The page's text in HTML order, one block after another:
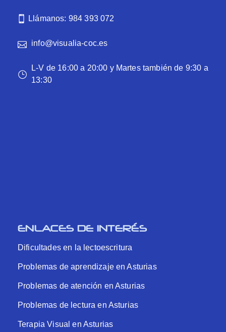
Llámanos: 984 393 072
info@visualia-coc.es
L-V de 16:00 a 20:00 y Martes también de 9:30 a
13:30
ENLACES DE INTERÉS
Dificultades en la lectoescritura
Problemas de aprendizaje en Asturias
Problemas de atención en Asturias
Problemas de lectura en Asturias
Terapia Visual en Asturias